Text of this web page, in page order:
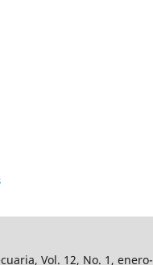
Vol. 12, No. 1, enero-